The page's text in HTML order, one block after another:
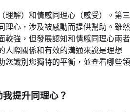
理解）和情感同理心（感受）。第三
理心，涉及被感動而提供幫助。雖然
較強，但發展認知和情感同理心兩者
人際關係和有效的溝通來說是理想
您識別您獨特的平衡，並查看哪些領
提升同理心？